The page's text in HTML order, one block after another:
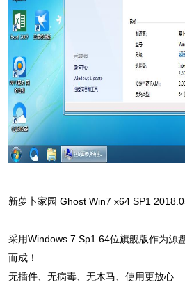
新萝卜家园 Ghost Win7 x64 SP1
采用Windows 7 Sp1 64位旗舰版作为源
而成！
无插件、无病毒、无木马、使用更放心